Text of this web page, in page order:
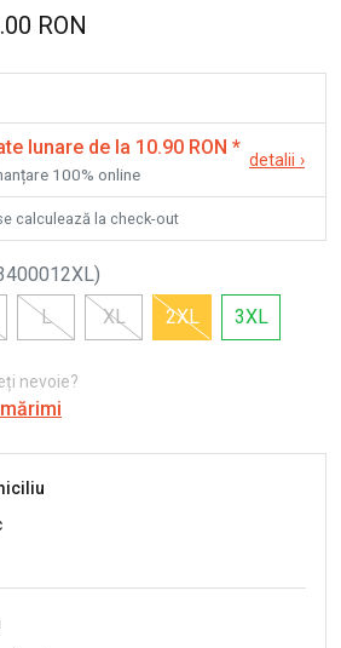
RON
lunare de la 10.90 RON *
100% online
detalii ›
calculează la check-out
)
L XL 2XL 3XL
nevoie?